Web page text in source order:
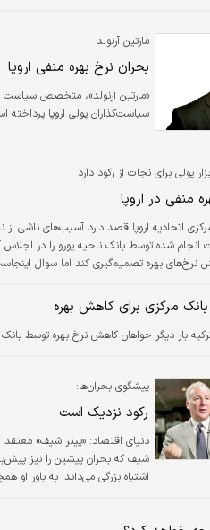
مارتین آرنولد
بحران نرخ بهره منفی اروپا
«مارتین آرنولد»، متخصص سیاست
سیاست‌گذاران پولی اروپا پرداخته
پولی برای نجات از رکود دارد
منفی در اروپا
اتحادیه اروپا قصد دارد آسیب‌های ناشی
شده توسط بانک ناحیه یورو را در اجلاس
بهره تصمیم‌گیری کند اما سوال
بانک مرکزی برای کاهش بهره
بار دیگر خواهان کاهش نرخ بهره توسط
پیشگوی بحران‌ها:
رکود نزدیک است
دنیای اقتصاد: «پیتر شیف» معتقد
شیف که بحران پیشین را نیز